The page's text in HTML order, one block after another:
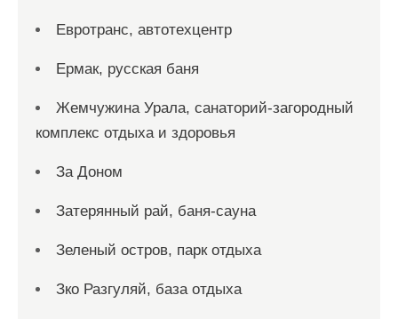
Евротранс, автотехцентр
Ермак, русская баня
Жемчужина Урала, санаторий-загородный
комплекс отдыха и здоровья
За Доном
Затерянный рай, баня-сауна
Зеленый остров, парк отдыха
Зко Разгуляй, база отдыха